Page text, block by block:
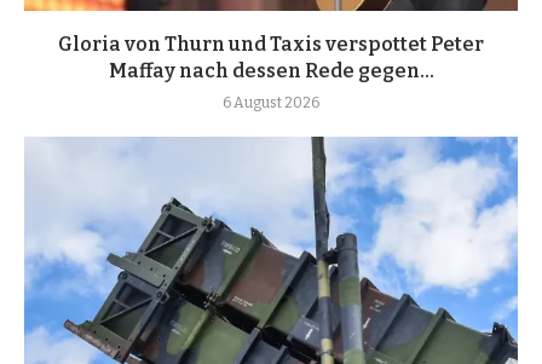
Gloria von Thurn und Taxis verspottet Peter
Maffay nach dessen Rede gegen...
6 August 2026